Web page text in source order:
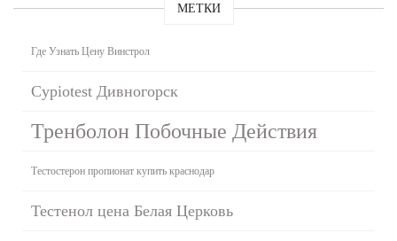
МЕТКИ
Где Узнать Цену Винстрол
Cypiotest Дивногорск
Тренболон Побочные Действия
Тестостерон пропионат купить краснодар
Тестенол цена Белая Церковь